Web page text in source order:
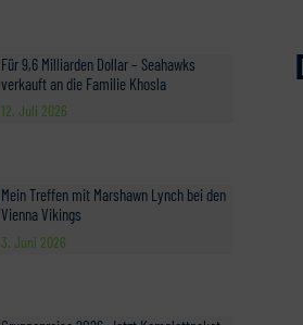
Für 9,6 Milliarden Dollar – Seahawks
verkauft an die Familie Khosla
12. Juli 2026
Mein Treffen mit Marshawn Lynch bei den
Vienna Vikings
3. Juni 2026